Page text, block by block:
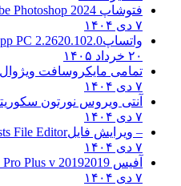
فتوشاپ CC 2025 Photoshop 2024
۷ دی ۱۴۰۴
واتساپPC 2.2620.102.0
۲۰ خرداد ۱۴۰۵
تمامی مایکروسافت ویژوال C
۷ دی ۱۴۰۴
آنتی ویروس نورتون
۷ دی ۱۴۰۴
– ویرایش فایلFile Editor+
۷ دی ۱۴۰۴
آفیس 2019 2019 Microsoft Office 2019 Pro Plus v
۷ دی ۱۴۰۴